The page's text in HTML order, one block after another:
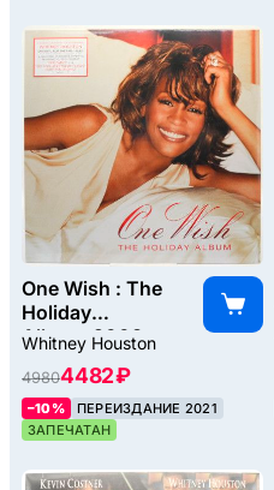
One Wish : The
Holiday
Album, 2003
Whitney Houston
49804482 ₽
–10%
ПЕРЕИЗДАНИЕ 2021
ЗАПЕЧАТАН